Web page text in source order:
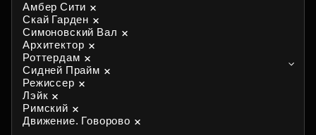
Амбер Сити
Скай Гарден
Симоновский Вал
Архитектор
Роттердам
Сидней Прайм
Режиссер
Лэйк
Римский
Движение. Говорово